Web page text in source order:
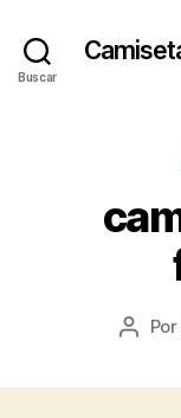
Buscar
Autor
Por